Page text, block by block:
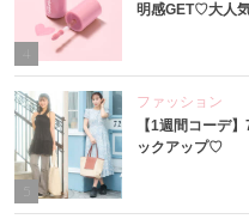
4
明感GET♡大人
ファッション
【1週間コーデ
ックアップ♡